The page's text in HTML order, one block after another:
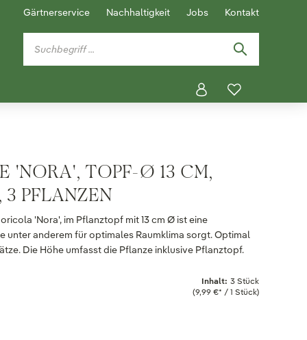
Gärtnerservice Nachhaltigkeit Jobs Kontakt
'NORA', TOPF-Ø 13 CM,
PFLANZEN
'Nora', im Pflanztopf mit 13 cm Ø ist eine
unter anderem für optimales Raumklima sorgt. Optimal
Die Höhe umfasst die Pflanze inklusive Pflanztopf.
Inhalt: 3 Stück
(9,99 €* / 1 Stück)